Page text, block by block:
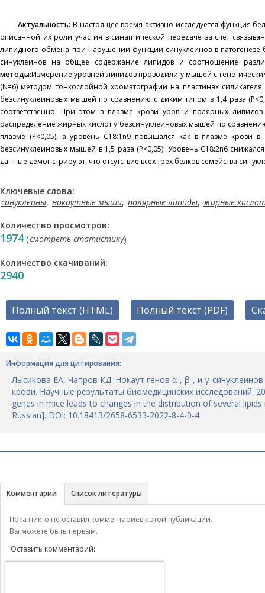
Актуальность: В настоящее время активно исследуется функция
описанной их роли участия в синаптической передаче за счет
липидного обмена при нарушении функции синуклеинов в
синуклеинов на общее содержание липидов и соотношение
методы:Измерение уровней липидов проводили у мышей с
(N=6) методом тонкослойной хроматографии на пластинах
безсинуклеиновых мышей по сравнению с диким типом в 1,4 раза
соответственно. При этом в плазме крови уровни полярных
распределение жирных кислот у безсинуклеиновых мышей по
плазме (P<0,05), а уровень C18:1n9 повышался как в плазме крови
безсинуклеиновых мышей в 1,5 раза (P<0,05). Уровень C18:2n6
данные демонстрируют, что отсутствие всех трех белков семейства
Ключевые слова:
синуклеины, нокаутные мыши, полярные липиды, жирные
Количество просмотров:
1974(смотреть статистику)
Количество скачиваний:
2940
Полный текст (HTML) Полный текст (PDF)
Информация для цитирования:
Лысикова ЕА, Чапров КД. Нокаут генов α-, β-, и γ-
крови. Научные результаты биомедицинских исследований.
genes in mice leads to changes in the distribution of several
Russian]. DOI: 10.18413/2658-6533-2022-8-4-0-4
Комментарии Список литературы
Пока никто не оставил комментариев к этой публикации.
Вы можете быть первым.
Оставить комментарий: